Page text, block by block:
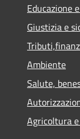
Educazione
Giustizia e
Ambiente
Salute,
Agricoltura